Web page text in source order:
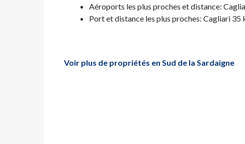
Aéroports les plus proches et distance:
Port et distance les plus proches: Cagliari 35
Voir plus de propriétés en Sud de la Sardaigne